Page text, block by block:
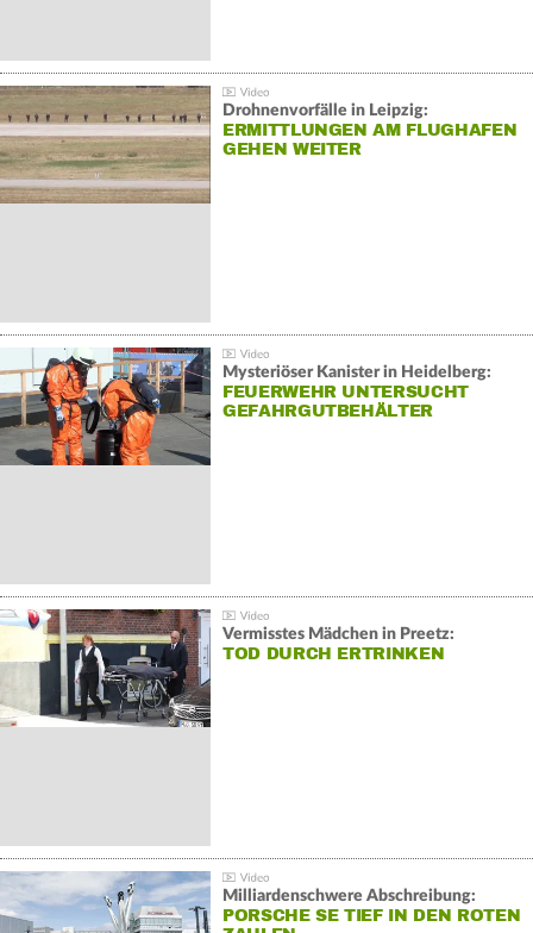
Drohnenvorfälle in Leipzig:
ERMITTLUNGEN AM FLUGHAFEN
GEHEN WEITER
Mysteriöser Kanister in Heidelberg:
FEUERWEHR UNTERSUCHT
GEFAHRGUTBEHÄLTER
Vermisstes Mädchen in Preetz:
TOD DURCH ERTRINKEN
Milliardenschwere Abschreibung:
PORSCHE SE TIEF IN DEN ROTEN